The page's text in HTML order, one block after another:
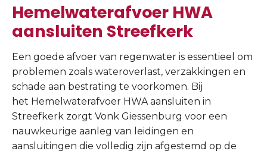
Hemelwaterafvoer HWA
aansluiten Streefkerk
Een goede afvoer van regenwater is essentieel om
problemen zoals wateroverlast, verzakkingen en
schade aan bestrating te voorkomen. Bij
het Hemelwaterafvoer HWA aansluiten in
Streefkerk zorgt Vonk Giessenburg voor een
nauwkeurige aanleg van leidingen en
aansluitingen die volledig zijn afgestemd op de